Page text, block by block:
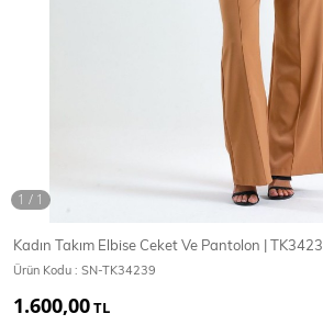
Mont & Kaban
T-Shirt
Kadın Takım Elbise Ceket Ve Pantolon |
Ürün Kodu : SN-TK34239
1.600,00TL